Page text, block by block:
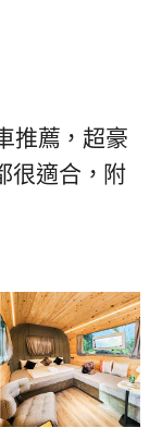
推薦，超豪
很適合，附